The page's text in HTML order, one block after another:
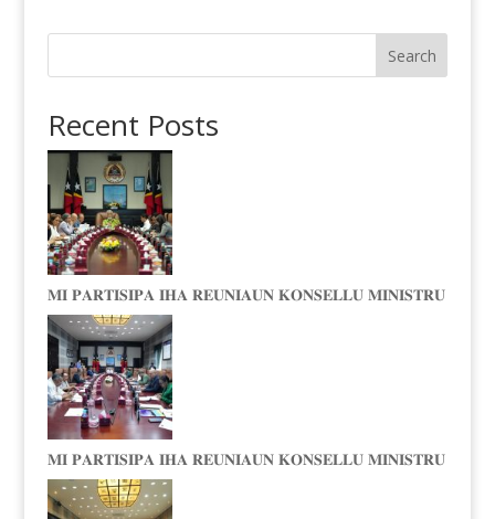
Search
Recent Posts
𝐌𝐈 𝐏𝐀𝐑𝐓𝐈𝐒𝐈𝐏𝐀 𝐈𝐇𝐀 𝐑𝐄𝐔𝐍𝐈𝐀𝐔𝐍 𝐊𝐎𝐍𝐒𝐄𝐋𝐋𝐔 𝐌𝐈𝐍𝐈𝐒𝐓𝐑𝐔
𝐌𝐈 𝐏𝐀𝐑𝐓𝐈𝐒𝐈𝐏𝐀 𝐈𝐇𝐀 𝐑𝐄𝐔𝐍𝐈𝐀𝐔𝐍 𝐊𝐎𝐍𝐒𝐄𝐋𝐋𝐔 𝐌𝐈𝐍𝐈𝐒𝐓𝐑𝐔